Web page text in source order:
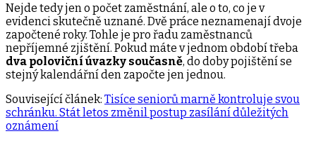
Nejde tedy jen o počet zaměstnání, ale o to, co je v
evidenci skutečně uznané. Dvě práce neznamenají dvoje
započtené roky. Tohle je pro řadu zaměstnanců
nepříjemné zjištění. Pokud máte v jednom období třeba
dva poloviční úvazky současně, do doby pojištění se
stejný kalendářní den započte jen jednou.
Související článek: Tisíce seniorů marně kontroluje svou
schránku. Stát letos změnil postup zasílání důležitých
oznámení